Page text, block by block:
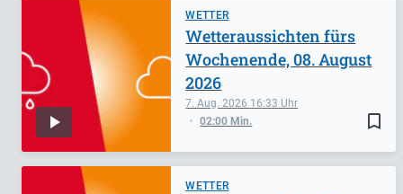
WETTER
bookmark_border
7. Aug. 2026 16:33
02:00 Min.
Wetteraussichten fürs
Wochenende, 08. August
2026
WETTER